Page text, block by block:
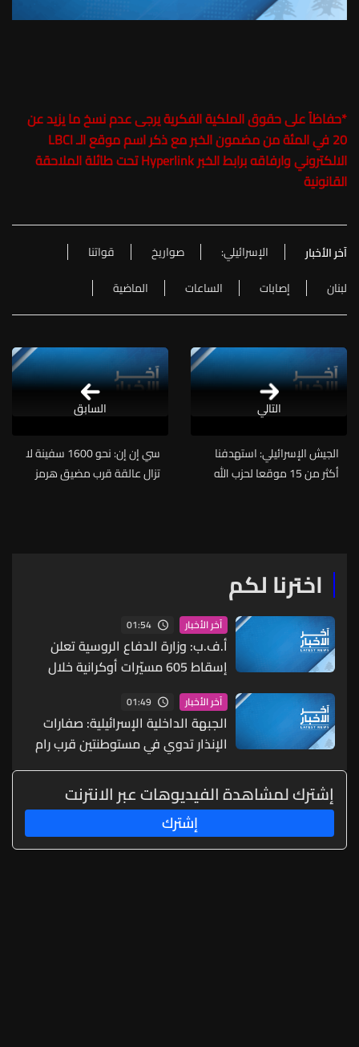
*حفاظاً على حقوق الملكية الفكرية يرجى عدم نسخ ما يزيد عن
20 في المئة من مضمون الخبر مع ذكر اسم موقع الـ LBCI
الالكتروني وارفاقه برابط الخبر Hyperlink تحت طائلة الملاحقة
القانونية
آخر الأخبار الإسرائيلي: صواريخ
قواتنا
لبنان
إصابات الساعات الماضية
التالي
الجيش الإسرائيلي: استهدفنا
أكثر من 15 موقعا لحزب الله
سي إن إن: نحو 1600 سفينة لا
تزال عالقة قرب مضيق هرمز
السابق
اخترنا لكم
آخر الأخبار 01:54
أ.ف.ب: وزارة الدفاع الروسية تعلن
إسقاط 605 مسيّرات أوكرانية خلال
الليل
آخر الأخبار 01:49
الجبهة الداخلية الإسرائيلية: صفارات
الإنذار تدوي في مستوطنتين قرب رام
الله بعد اشتباه بمحاولة تسلل مسلحين
إشترك لمشاهدة الفيديوهات عبر الانترنت
إشترك